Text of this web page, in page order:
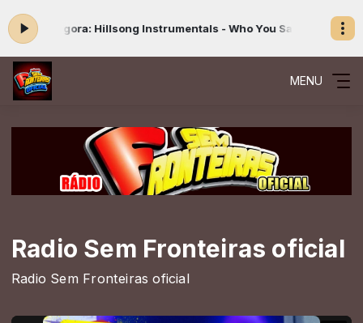
agora: Hillsong Instrumentals - Who You Say I AmLouvor e
MENU
Radio Sem Fronteiras oficial
Radio Sem Fronteiras oficial